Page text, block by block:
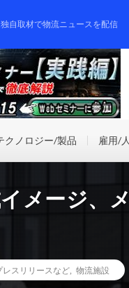
自取材で物流ニュースを配信
クノロジー/製品 雇用/
メージ、
レスリリースなど 物流施設